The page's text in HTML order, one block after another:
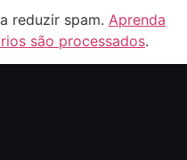
reduzir spam. Aprenda
são processados.